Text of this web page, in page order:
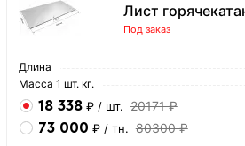
Лист
Под заказ
Длина
Масса 1 шт. кг.
18 338 ₽ / шт. 20171 ₽
73 000 ₽ / тн. 80300 ₽